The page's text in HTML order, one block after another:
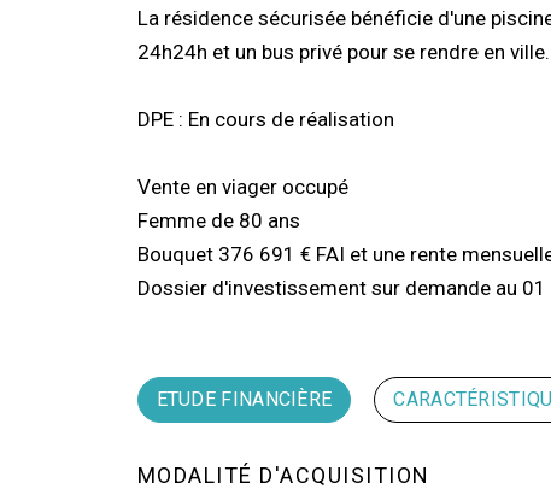
La résidence sécurisée bénéficie d'une
24h24h et un bus privé pour se rendre en ville.
DPE : En cours de réalisation
Vente en viager occupé
Femme de 80 ans
Bouquet 376 691 € FAI et une rente
Dossier d'investissement sur demande au
ETUDE FINANCIÈRE
MODALITÉ D'ACQUISITION